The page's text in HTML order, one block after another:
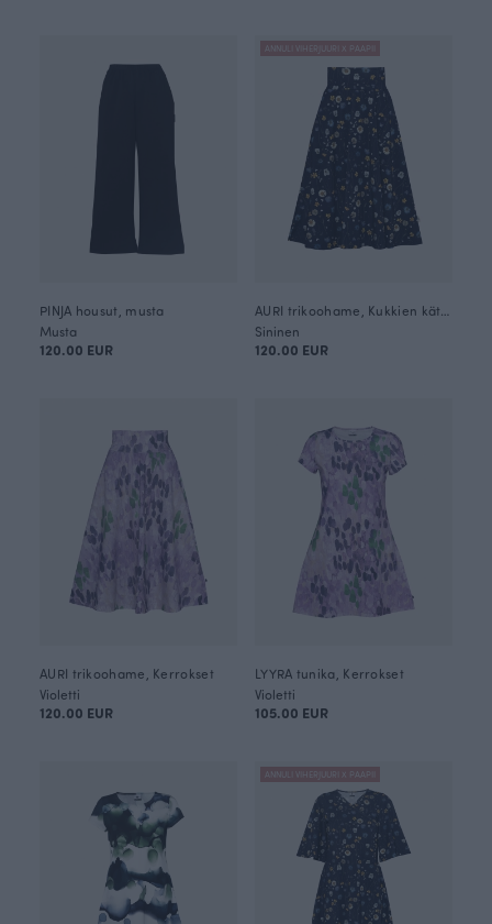
PINJA housut, musta
Musta
120.00 EUR
ANNULI VIHERJUURI X PAAPII
Sininen
120.00 EUR
AURI trikoohame, Kerrokset
Violetti
120.00 EUR
LYYRA tunika, Kerrokset
Violetti
105.00 EUR
ANNULI VIHERJUURI X PAAPII